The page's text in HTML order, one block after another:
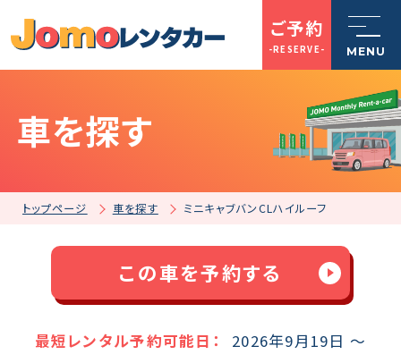
MENU
トップページ
Jomoレンタカーとは
店舗一覧
ご予約
-RESERVE-
車を探す
トップページ 車を探す ミニキャブバンCLハイルーフ
この車を予約する
最短レンタル予約可能日： 2026年9月19日 ～